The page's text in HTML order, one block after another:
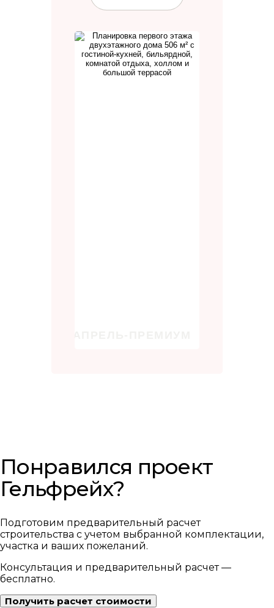
Понравился проект
Гельфрейх?
Подготовим предварительный расчет
строительства с учетом выбранной комплектации,
участка и ваших пожеланий.
Консультация и предварительный расчет —
бесплатно.
Получить расчет стоимости